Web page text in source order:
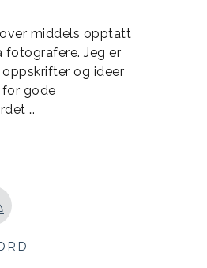
middels opptatt
fotografere. Jeg er
og ideer
for gode
…